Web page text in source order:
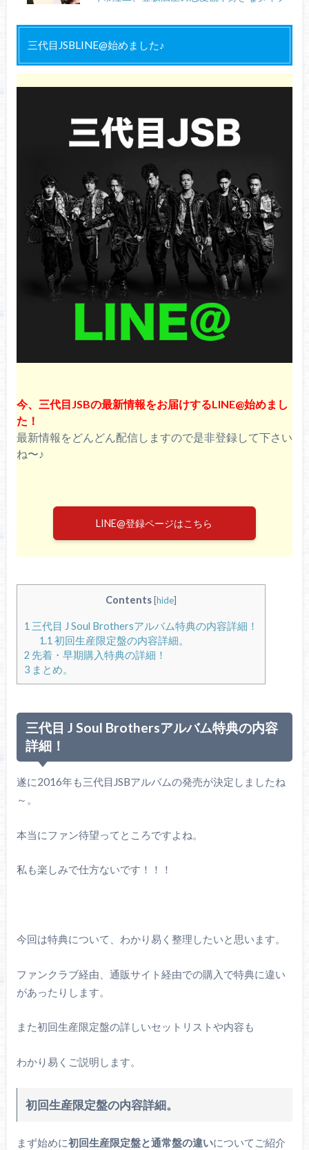
トリ＆感想レポ！ネタバレ有り【11/25
LIGHT&DARKNESS 真駒内セキスイハイムア
イスアリーナ公演】
三代目J Soul Brothers・小林直己が整形疑
惑！？賛否両論の声、噂の真相は？【徹底調
査】
三代目JSB写真集2015″BLUE PLANET”予約案
内！発売日や内容も紹介！
三代目J SOUL BROTHERS・今市隆二ソロラ
イブ『RYUJI IMAICHI CONCEPT LIVE 2022
“RILY’S NIGHT”』名古屋公演1日目セトリ＆
三代目JSBLINE@始めました♪
今、三代目JSBの最新情報をお届けするLINE@始めまし
た！
最新情報をどんどん配信しますので是非登録して下さい
ね〜♪
LINE@登録ページはこちら
Contents [hide]
1 三代目 J Soul Brothersアルバム特典の内容詳細！
1.1 初回生産限定盤の内容詳細。
2 先着・早期購入特典の詳細！
3まとめ。
三代目 J Soul Brothersアルバム特典の内容
詳細！
遂に2016年も三代目JSBアルバムの発売が決定しましたね
～。
本当にファン待望ってところですよね。
私も楽しみで仕方ないです！！！
今回は特典について、わかり易く整理したいと思います。
ファンクラブ経由、通販サイト経由での購入で特典に違い
があったりします。
また初回生産限定盤の詳しいセットリストや内容も
わかり易くご説明します。
初回生産限定盤の内容詳細。
まず始めに初回生産限定盤と通常盤の違いについてご紹介